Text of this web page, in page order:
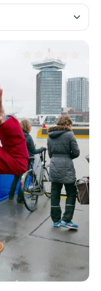
Note moyenne de 0